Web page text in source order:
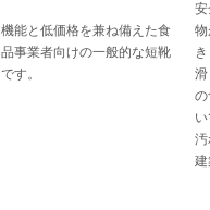
機能と低価格を兼ね備えた食
品事業者向けの一般的な短靴
です。
安
物
滑
の
汚
建